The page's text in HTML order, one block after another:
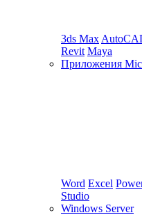
3ds Max
Revit Maya
Приложения
Word Excel
Studio
Windows Server